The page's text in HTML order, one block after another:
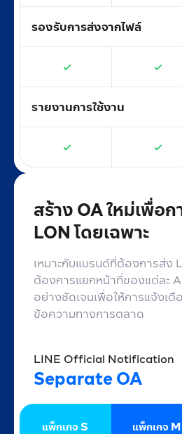
รองรับการส่งจากไฟล์
รายงานการใช้งาน
สร้าง OA ใหม่เพื่อ
LON โดยเฉพาะ
เหมาะกับแบรนด์ที่ต้องการส่ง
ต้องการแยกหน้าที่ของแต่ละ
อย่างชัดเจนเพื่อให้การแจ้งเตื
ข้อความทางการตลาด
LINE Official Notification
Separate OA
แพ็กเกจS แพ็กเกจ M